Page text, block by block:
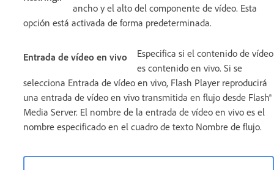
ancho y el alto del componente de vídeo. Esta
opción está activada de forma predeterminada.
Entrada de vídeo en vivo
Especifica si el contenido de vídeo
es contenido en vivo. Si se
selecciona Entrada de vídeo en vivo, Flash Player reproducirá
una entrada de vídeo en vivo transmitida en flujo desde Flash®
Media Server. El nombre de la entrada de vídeo en vivo es el
nombre especificado en el cuadro de texto Nombre de flujo.